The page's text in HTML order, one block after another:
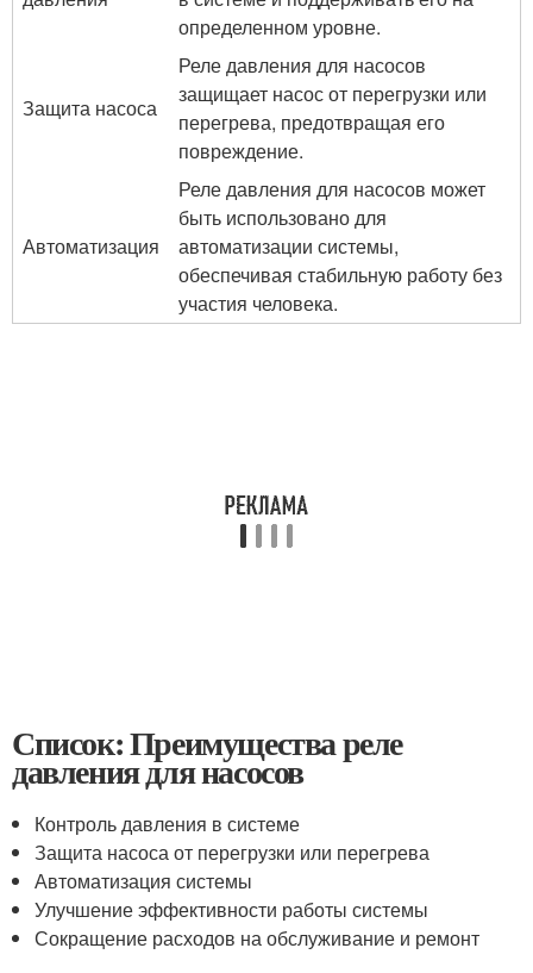
определенном уровне.
Защита насоса
Реле давления для насосов
защищает насос от перегрузки или
перегрева, предотвращая его
повреждение.
Автоматизация
Реле давления для насосов может
быть использовано для
автоматизации системы,
обеспечивая стабильную работу без
участия человека.
Список: Преимущества реле
давления для насосов
Контроль давления в системе
Защита насоса от перегрузки или перегрева
Автоматизация системы
Улучшение эффективности работы системы
Сокращение расходов на обслуживание и ремонт